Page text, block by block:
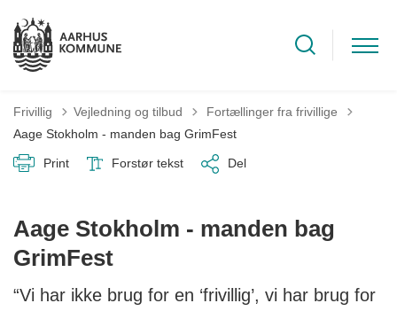
Frivillig Vejledning og tilbud Tilbage til
Fortællinger fra frivillige
Aage Stokholm - manden bag GrimFest
Print Forstør tekst Del
Aage Stokholm - manden bag
GrimFest
“Vi har ikke brug for en ‘frivillig’, vi har brug for